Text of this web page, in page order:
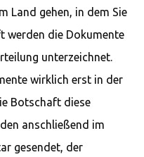
Land gehen, in dem Sie
werden die Dokumente
unterzeichnet.
wirklich erst in der
Botschaft diese
anschließend im
gesendet, der